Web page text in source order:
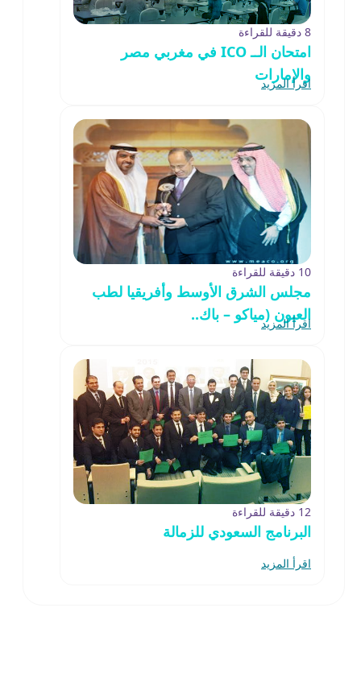
8 دقيقة للقراءة
امتحان الــ ICO في مغربي مصر
والإمارات
اقرأ المزيد
10 دقيقة للقراءة
مجلس الشرق الأوسط وأفريقيا لطب
العيون (مياكو – باك..
اقرأ المزيد
12 دقيقة للقراءة
البرنامج السعودي للزمالة
اقرأ المزيد